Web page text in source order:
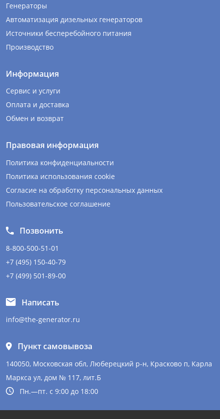
Генераторы
Автоматизация дизельных генераторов
Источники бесперебойного питания
Производство
Информация
Сервис и услуги
Оплата и доставка
Обмен и возврат
Правовая информация
Политика конфиденциальности
Политика использования cookie
Согласие на обработку персональных данных
Пользовательское соглашение
Позвонить
8-800-500-51-01
+7 (495) 150-40-79
+7 (499) 501-89-00
Написать
info@the-generator.ru
Пункт самовывоза
140050, Московская обл, Люберецкий р-н, Красково п, Карла
Маркса ул, дом № 117, лит.Б
Пн.—пт. с 9:00 до 18:00